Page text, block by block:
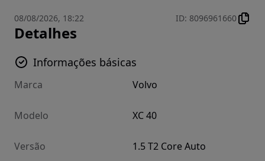
08/08/2026, 18:22 ID: 8096961660
Detalhes
Informações básicas
Marca Volvo
Modelo XC 40
Versão 1.5 T2 Core Auto